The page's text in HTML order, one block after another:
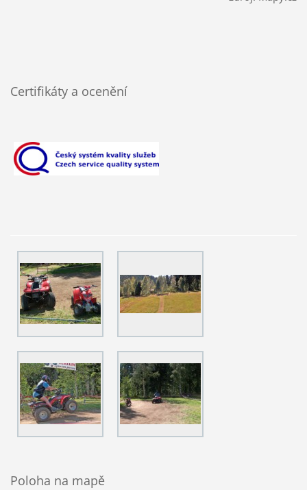
Certifikáty a ocenění
Poloha na mapě